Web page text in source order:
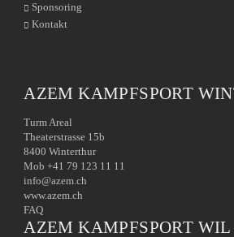
Sponsoring
Kontakt
AZEM KAMPFSPORT
Turm Areal
Theaterstrasse 15b
8400 Winterthur
Mob +41 79 123 11 11
info@azem.ch
www.azem.ch
FAQ
AZEM KAMPFSPORT WIL